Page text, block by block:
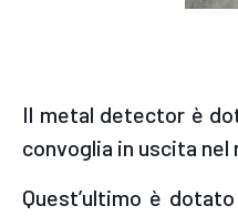
Il metal detector è
convoglia in uscita
Quest’ultimo è